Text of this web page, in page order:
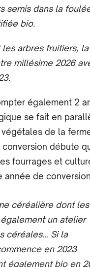
semis dans la
bio.
arbres fruitiers, la
millésime 2026
également 2
se fait en
de la
débute
fourrages et
année de
céréalière dont les
un atelier
céréales… Si la
en 2023
également bio en